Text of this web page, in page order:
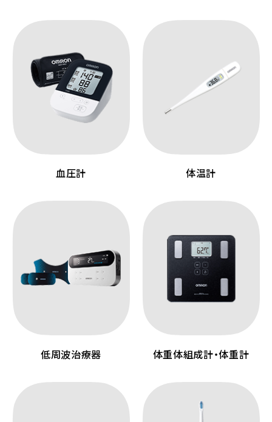
血圧計 体温計
低周波治療器 体重体組成計・体重計